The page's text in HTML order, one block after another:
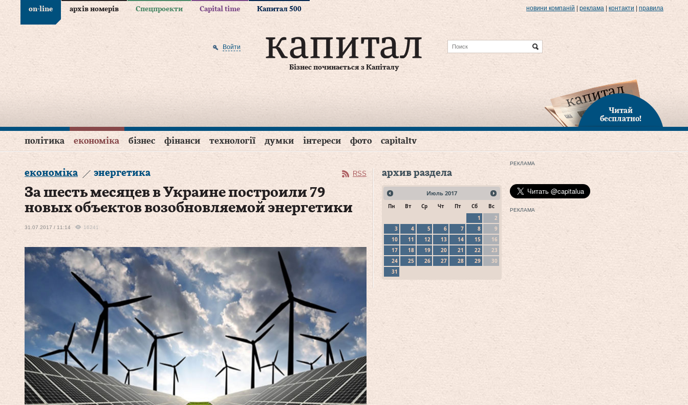
on-line архів номерів Спецпроекти Capital time Капитал 500 новини компаній реклама контакти правила
Бізнес починається з Капіталу
Войти
Читай
бесплатно!
політика економіка бізнес фінанси технології думки інтереси фото capitaltv
економіка энергетика RSS
За шесть месяцев в Украине построили 79
новых объектов возобновляемой энергетики
31.07.2017 / 11:14 16241
архив раздела
Июль 2017
Пн Вт Ср Чт Пт Сб
Вс
1
2
3
4 5 6 7 8
9
10
11 12 13 14 15
16
17
18 19 20 21 22
23
24
25 26 27 28 29
30
31
РЕКЛАМА
РЕКЛАМА